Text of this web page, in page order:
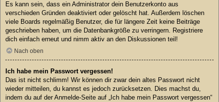
Es kann sein, dass ein Administrator dein Benutzerkonto aus
verschieden Gründen deaktiviert oder gelöscht hat. Außerdem löschen
viele Boards regelmäßig Benutzer, die für längere Zeit keine Beiträge
geschrieben haben, um die Datenbankgröße zu verringern. Registriere
dich einfach erneut und nimm aktiv an den Diskussionen teil!
Nach oben
Ich habe mein Passwort vergessen!
Das ist nicht schlimm! Wir können dir zwar dein altes Passwort nicht
wieder mitteilen, du kannst es jedoch zurücksetzen. Dies machst du,
indem du auf der Anmelde-Seite auf „Ich habe mein Passwort vergessen“